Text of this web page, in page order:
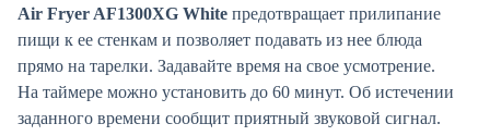
Air Fryer AF1300XG White предотвращает прилипание
пищи к ее стенкам и позволяет подавать из нее блюда
прямо на тарелки. Задавайте время на свое усмотрение.
На таймере можно установить до 60 минут. Об истечении
заданного времени сообщит приятный звуковой сигнал.